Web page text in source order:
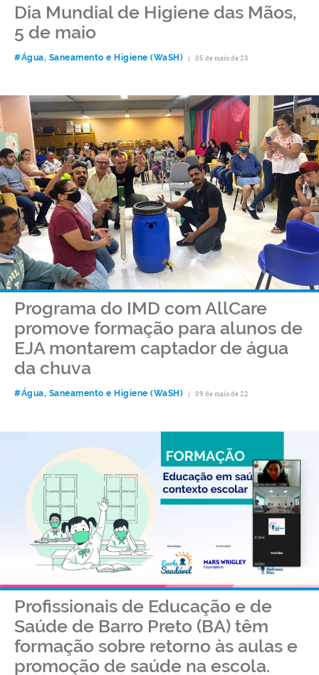
Dia Mundial de Higiene das Mãos,
5 de maio
#Água, Saneamento e Higiene (WaSH) | 05 de maio de 23
Programa do IMD com AllCare
promove formação para alunos de
EJA montarem captador de água
da chuva
#Água, Saneamento e Higiene (WaSH) | 09 de maio de 22
Profissionais de Educação e de
Saúde de Barro Preto (BA) têm
formação sobre retorno às aulas e
promoção de saúde na escola.